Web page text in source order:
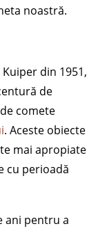
noastră.
din 1951,
de
comete
. Aceste obiecte
mai apropiate
cu perioadă
ani pentru a